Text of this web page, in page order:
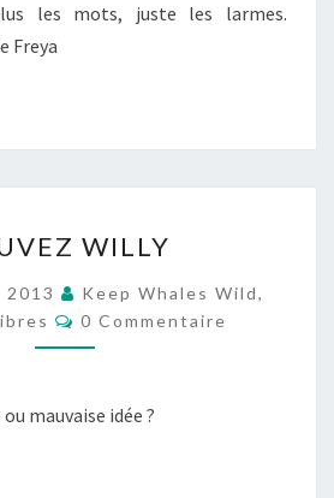
les mots, juste les larmes.
Freya
WILLY
WILLY
Keep Whales Wild,
Commentaires
0 Commentaire
mauvaise idée ?